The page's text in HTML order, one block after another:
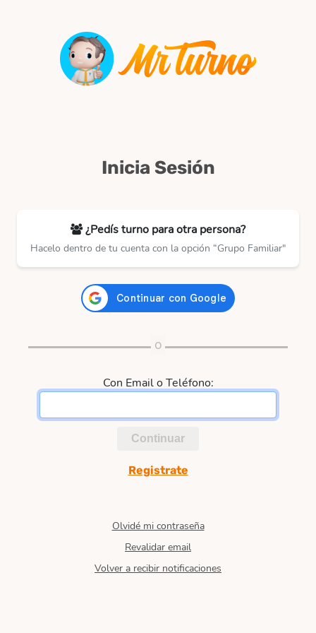
Inicia Sesión
¿Pedís turno para otra persona?
Hacelo dentro de tu cuenta con la opción “Grupo Familiar"
Con Email o Teléfono:
Continuar
Registrate
Olvidé mi contraseña
Revalidar email
Volver a recibir notificaciones